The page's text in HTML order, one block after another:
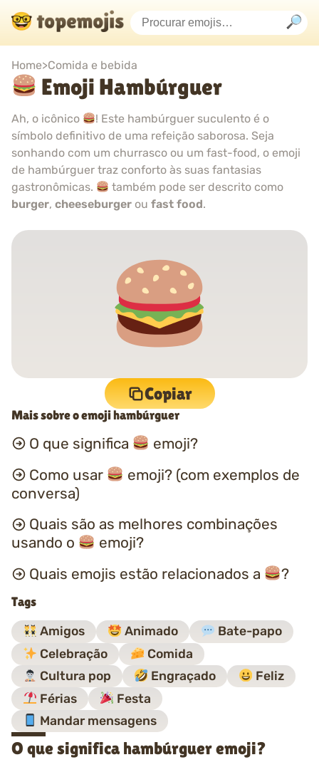
Home>Comida e bebida
Emoji Hambúrguer
Ah, o icônico
! Este hambúrguer suculento é o
símbolo definitivo de uma refeição saborosa. Seja
sonhando com um churrasco ou um fast-food, o emoji
de hambúrguer traz conforto às suas fantasias
gastronômicas.
também pode ser descrito como
burger, cheeseburger ou fast food.
Copiar
Mais sobre o emoji hambúrguer
O que significa
emoji?
Como usar
emoji? (com exemplos de
conversa)
Quais são as melhores combinações
usando o
emoji?
Quais emojis estão relacionados a
?
Tags
Amigos Animado
Bate-papo
Celebração
Comida
Cultura pop
Engraçado
Feliz
Férias
Festa
Mandar mensagens
O que significa hambúrguer emoji?